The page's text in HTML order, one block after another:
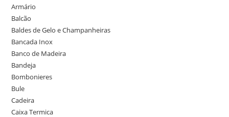
Armário
Balcão
Baldes de Gelo e Champanheiras
Bancada Inox
Banco de Madeira
Bandeja
Bombonieres
Bule
Cadeira
Caixa Termica